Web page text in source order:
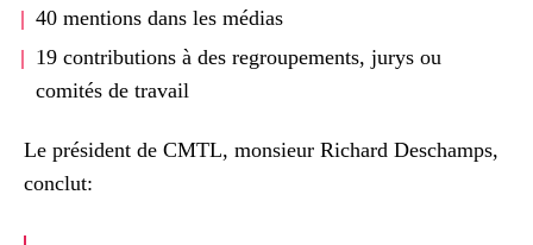
40 mentions dans les médias
19 contributions à des regroupements, jurys ou
comités de travail
Le président de CMTL, monsieur Richard Deschamps,
conclut: